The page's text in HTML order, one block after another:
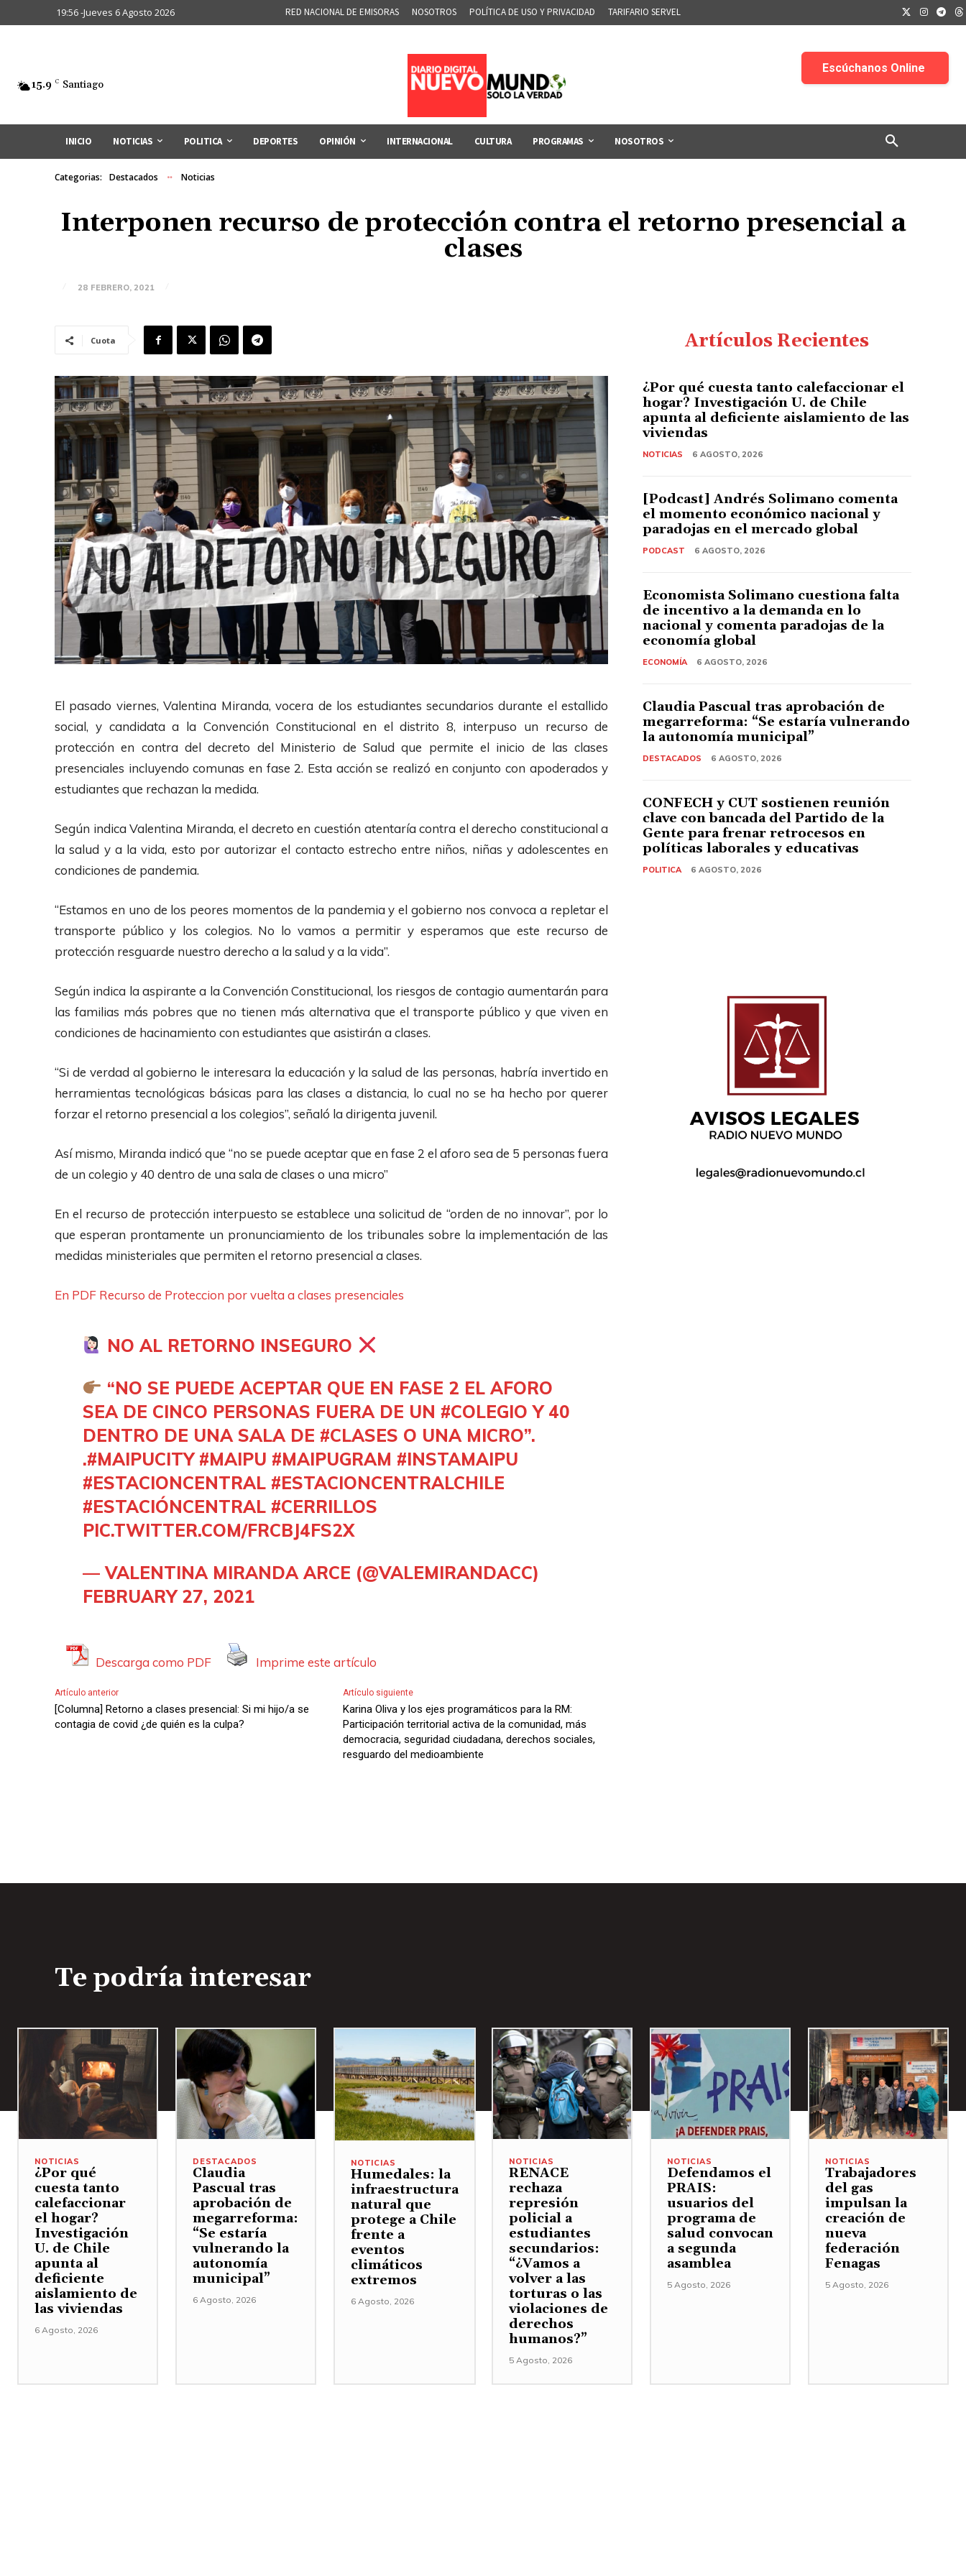
19:56 -Jueves 6 Agosto 2026 RED NACIONAL DE EMISORAS NOSOTROS POLÍTICA DE USO Y PRIVACIDAD TARIFARIO SERVEL
15.9 C Santiago
INICIO NOTICIAS POLITICA DEPORTES OPINIÓN INTERNACIONAL CULTURA PROGRAMAS NOSOTROS
Categorias: Destacados Noticias
Interponen recurso de protección contra el retorno presencial a
clases
28 FEBRERO, 2021
Cuota
El pasado viernes, Valentina Miranda, vocera de los estudiantes secundarios durante el estallido
social, y candidata a la Convención Constitucional en el distrito 8, interpuso un recurso de
protección en contra del decreto del Ministerio de Salud que permite el inicio de las clases
presenciales incluyendo comunas en fase 2. Esta acción se realizó en conjunto con apoderados y
estudiantes que rechazan la medida.
Según indica Valentina Miranda, el decreto en cuestión atentaría contra el derecho constitucional a
la salud y a la vida, esto por autorizar el contacto estrecho entre niños, niñas y adolescentes en
condiciones de pandemia.
“Estamos en uno de los peores momentos de la pandemia y el gobierno nos convoca a repletar el
transporte público y los colegios. No lo vamos a permitir y esperamos que este recurso de
protección resguarde nuestro derecho a la salud y a la vida”.
Según indica la aspirante a la Convención Constitucional, los riesgos de contagio aumentarán para
las familias más pobres que no tienen más alternativa que el transporte público y que viven en
condiciones de hacinamiento con estudiantes que asistirán a clases.
“Si de verdad al gobierno le interesara la educación y la salud de las personas, habría invertido en
herramientas tecnológicas básicas para las clases a distancia, lo cual no se ha hecho por querer
forzar el retorno presencial a los colegios”, señaló la dirigenta juvenil.
Así mismo, Miranda indicó que “no se puede aceptar que en fase 2 el aforo sea de 5 personas fuera
de un colegio y 40 dentro de una sala de clases o una micro”
En el recurso de protección interpuesto se establece una solicitud de “orden de no innovar”, por lo
que esperan prontamente un pronunciamiento de los tribunales sobre la implementación de las
medidas ministeriales que permiten el retorno presencial a clases.
En PDF Recurso de Proteccion por vuelta a clases presenciales
NO AL RETORNO INSEGURO
“NO SE PUEDE ACEPTAR QUE EN FASE 2 EL AFORO
SEA DE CINCO PERSONAS FUERA DE UN #COLEGIO Y 40
DENTRO DE UNA SALA DE #CLASES O UNA MICRO”.
.#MAIPUCITY #MAIPU #MAIPUGRAM #INSTAMAIPU
#ESTACIONCENTRAL #ESTACIONCENTRALCHILE
#ESTACIÓNCENTRAL #CERRILLOS
PIC.TWITTER.COM/FRCBJ4FS2X
— VALENTINA MIRANDA ARCE (@VALEMIRANDACC)
FEBRUARY 27, 2021
Descarga como PDF Imprime este artículo
Artículo anterior
[Columna] Retorno a clases presencial: Si mi hijo/a se
contagia de covid ¿de quién es la culpa?
Artículo siguiente
Karina Oliva y los ejes programáticos para la RM:
Participación territorial activa de la comunidad, más
democracia, seguridad ciudadana, derechos sociales,
resguardo del medioambiente
Artículos Recientes
¿Por qué cuesta tanto calefaccionar el
hogar? Investigación U. de Chile
apunta al deficiente aislamiento de las
viviendas
NOTICIAS 6 AGOSTO, 2026
[Podcast] Andrés Solimano comenta
el momento económico nacional y
paradojas en el mercado global
PODCAST 6 AGOSTO, 2026
Economista Solimano cuestiona falta
de incentivo a la demanda en lo
nacional y comenta paradojas de la
economía global
ECONOMÍA 6 AGOSTO, 2026
Claudia Pascual tras aprobación de
megarreforma: “Se estaría vulnerando
la autonomía municipal”
DESTACADOS 6 AGOSTO, 2026
CONFECH y CUT sostienen reunión
clave con bancada del Partido de la
Gente para frenar retrocesos en
políticas laborales y educativas
POLITICA 6 AGOSTO, 2026
Te podría interesar
NOTICIAS
¿Por qué
cuesta tanto
calefaccionar
el hogar?
Investigación
U. de Chile
apunta al
deficiente
aislamiento de
las viviendas
6 Agosto, 2026
DESTACADOS
Claudia
Pascual tras
aprobación de
megarreforma:
“Se estaría
vulnerando la
autonomía
municipal”
6 Agosto, 2026
NOTICIAS
Humedales: la
infraestructura
natural que
protege a Chile
frente a
eventos
climáticos
extremos
6 Agosto, 2026
NOTICIAS
RENACE
rechaza
represión
policial a
estudiantes
secundarios:
“¿Vamos a
volver a las
torturas o las
violaciones de
derechos
humanos?”
5 Agosto, 2026
NOTICIAS
Defendamos el
PRAIS:
usuarios del
programa de
salud convocan
a segunda
asamblea
5 Agosto, 2026
NOTICIAS
Trabajadores
del gas
impulsan la
creación de
nueva
federación
Fenagas
5 Agosto, 2026